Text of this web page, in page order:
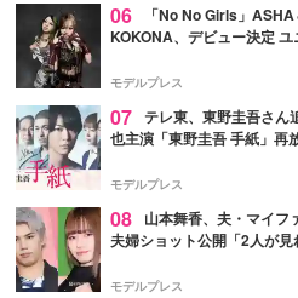
06
「No No Girls」ASHA
KOKONA、デビュー決定 ユ
リリースへ
モデルプレス
07 テレ東、東野圭吾さん
也主演「東野圭吾 手紙」再
モデルプレス
08
山本舞香、夫・マイフ
夫婦ショット公開「2人が見
モデルプレス